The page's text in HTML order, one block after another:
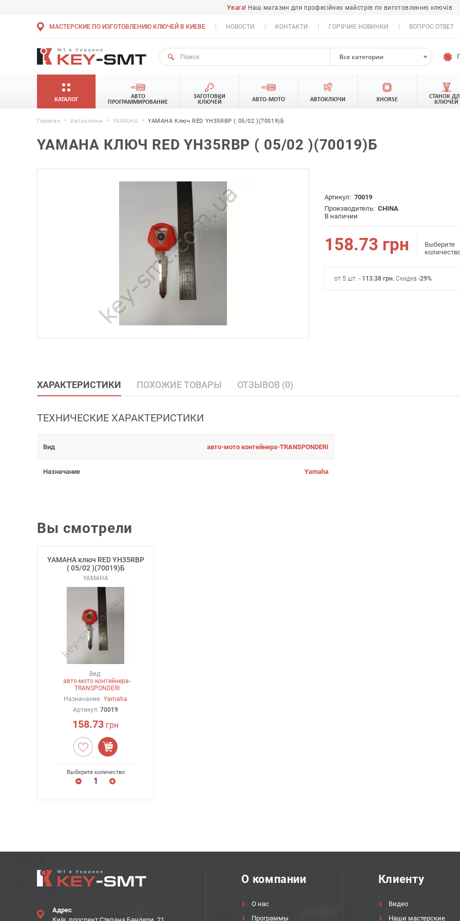
Увага! Наш магазин для професійних майстрів по виготовленню ключів
МАСТЕРСКИЕ ПО ИЗГОТОВЛЕНИЮ КЛЮЧЕЙ В КИЕВЕ НОВОСТИ КОНТАКТИ ГОРЯЧИЕ НОВИНКИ ВОПРОС ОТВЕТ
Все категории
КАТАЛОГ
АВТО
ПРОГРАММИРОВАНИЕ
ЗАГОТОВКИ
КЛЮЧЕЙ
АВТО-МОТО АВТОКЛЮЧИ XHORSE
СТАНОК
КЛЮЧЕЙ
Главная Автоключи YAMAHA YAMAHA Ключ RED YH35RBP ( 05/02 )(70019)Б
YAMAHA КЛЮЧ RED YH35RBP ( 05/02 )(70019)Б
Артикул: 70019
Производитель: CHINA
В наличии
158.73 грн
Выберите
от 5 шт. - 113.38 грн. Скидка -29%
ХАРАКТЕРИСТИКИ ПОХОЖИЕ ТОВАРЫ ОТЗЫВОВ (0)
ТЕХНИЧЕСКИЕ ХАРАКТЕРИСТИКИ
Вид авто-мото контейнера-TRANSPONDERI
Назначание Yamaha
Вы смотрели
YAMAHA ключ RED YH35RBP
( 05/02 )(70019)Б
YAMAHA
Вид:
авто-мото контейнера-
TRANSPONDERI
Назначание: Yamaha
Артикул: 70019
158.73 грн
Выберите количество
Адрес
О компании
О нас
Программы
Клиенту
Видео
Наши мастерские